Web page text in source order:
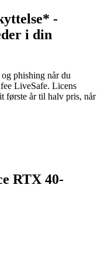
-
i din
phishing når du
LiveSafe. Licens
første år til halv pris, når
RTX 40-